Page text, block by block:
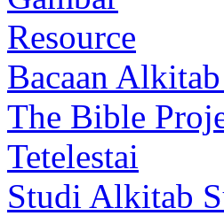
Resource
Bacaan
The Bible
Tetelestai
Studi Alkitab